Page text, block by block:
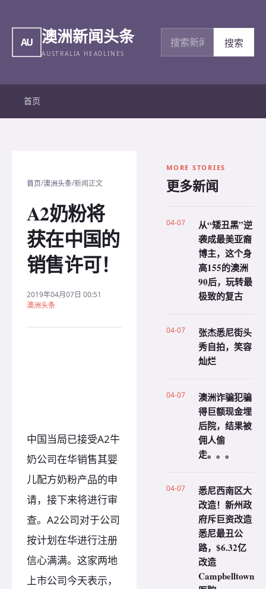
AU 澳洲新闻头条
AUSTRALIA HEADLINES
搜索新闻
搜索
首页
首页/澳洲头条/新闻正文
A2奶粉将
获在中国的
销售许可！
2019年04月07日 00:51
澳洲头条
中国当局已接受A2牛
奶公司在华销售其婴
儿配方奶粉产品的申
请，接下来将进行审
查。A2公司对于公司
按计划在华进行注册
信心满满。这家两地
上市公司今天表示，
MORE STORIES
更多新闻
04-07
从“矮丑黑”逆
袭成最美亚裔
博主，这个身
高155的澳洲
90后，玩转最
极致的复古
04-07
张杰悉尼街头
秀自拍，笑容
灿烂
04-07
澳洲诈骗犯骗
得巨额现金埋
后院，结果被
佣人偷
走。。。
04-07
悉尼西南区大
改造！新州政
府斥巨资改造
悉尼最丑公
路，$6.32亿
改造
Campbelltown